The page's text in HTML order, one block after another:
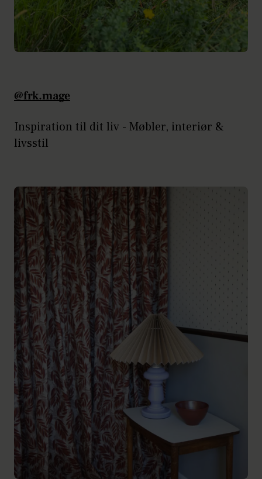
@frk.mage
Inspiration til dit liv - Møbler, interiør &
livsstil